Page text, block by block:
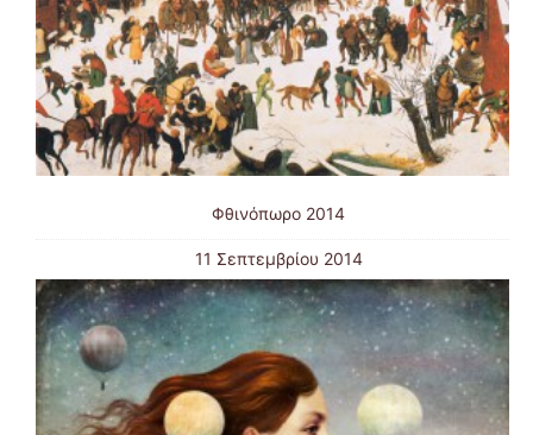
Φθινόπωρο 2014
11 Σεπτεμβρίου 2014